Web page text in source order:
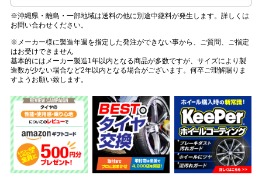
※沖縄県・離島・一部地域は送料の他に別途中継料が発生します。詳しくは
お問い合わせください。
※メーカー様に製造年週を指定した発注ができない事から、ご質問、ご指定
はお受けできません
基本的にはメーカー製造1年以内となる商品が多数ですが、サイズにより製
造数が少ない場合など2年以内となる場合がございます。何卒ご理解賜りま
すようお願い致します。